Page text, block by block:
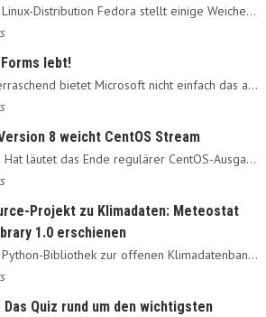
[ad_1] Die Linux-Distribution Fedora stellt einige Weichen neu:…
lebt!
[ad_1] Überraschend bietet Microsoft nicht einfach das alte…
8 weicht CentOS Stream
[ad_1] Red Hat läutet das Ende regulärer CentOS-Ausgaben ein:…
Projekt zu Klimadaten: Meteostat
1.0 erschienen
[ad_1] Die Python-Bibliothek zur offenen Klimadatenbank Meteostat…
Das Quiz rund um den wichtigsten